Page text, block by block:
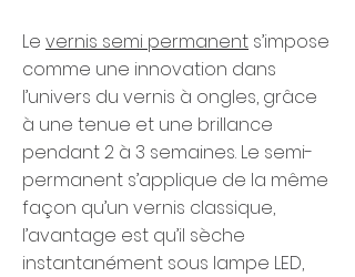
Le vernis semi permanent s’impose
comme une innovation dans
l’univers du vernis à ongles, grâce
à une tenue et une brillance
pendant 2 à 3 semaines. Le semi-
permanent s’applique de la même
façon qu’un vernis classique,
l’avantage est qu’il sèche
instantanément sous lampe LED,